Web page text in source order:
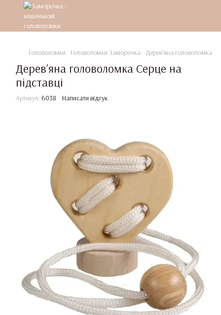
Головоломки Головоломки Заморочка Дерев'яна головоломка
Дерев'яна головоломка Серце на
підставці
Артикул: 6038 Написати відгук